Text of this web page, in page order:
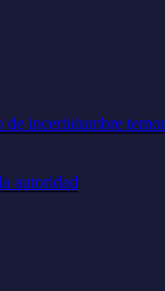
de incertidumbre
autoridad